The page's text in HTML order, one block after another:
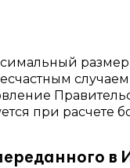
при расчете
в